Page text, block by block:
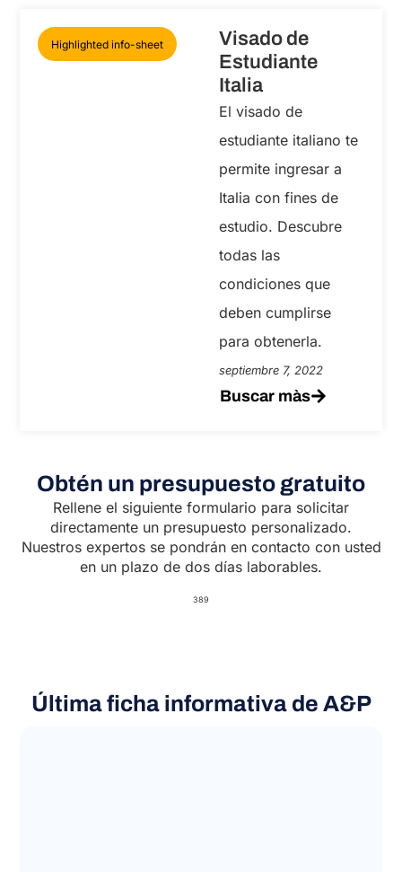
Highlighted info-sheet
Visado de
Estudiante
Italia
El visado de
estudiante italiano te
permite ingresar a
Italia con fines de
estudio. Descubre
todas las
condiciones que
deben cumplirse
para obtenerla.
septiembre 7, 2022
Buscar màs
Obtén un presupuesto gratuito
Rellene el siguiente formulario para solicitar
directamente un presupuesto personalizado.
Nuestros expertos se pondrán en contacto con usted
en un plazo de dos días laborables.
389
Última ficha informativa de A&P